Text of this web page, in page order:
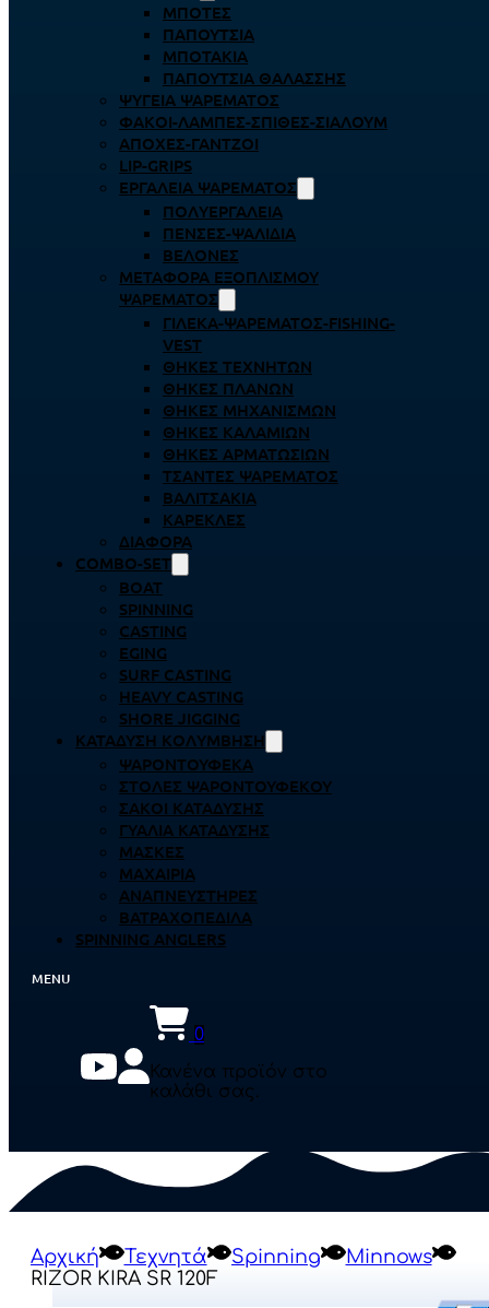
ΜΠΌΤΕΣ
ΠΑΠΟΎΤΣΙΑ
ΜΠΟΤΆΚΙΑ
ΠΑΠΟΎΤΣΙΑ ΘΑΛΆΣΣΗΣ
ΨΥΓΕΊΑ ΨΑΡΈΜΑΤΟΣ
ΦΑΚΟΊ-ΛΆΜΠΕΣ-ΣΠΊΘΕΣ-ΣΊΑΛΟΥΜ
ΑΠΌΧΕΣ-ΓΆΝΤΖΟΙ
LIP-GRIPS
EΡΓΑΛΕΊΑ ΨΑΡΈΜΑΤΟΣ
ΠΟΛΥΕΡΓΑΛΕΊΑ
ΠΈΝΣΕΣ-ΨΑΛΊΔΙΑ
ΒΕΛΌΝΕΣ
ΜΕΤΑΦΟΡΆ ΕΞΟΠΛΙΣΜΟΎ
ΨΑΡΈΜΑΤΟΣ
ΓΙΛΈΚΑ-ΨΑΡΈΜΑΤΟΣ-FISHING-
VEST
ΘΉΚΕΣ ΤΕΧΝΗΤΏΝ
ΘΉΚΕΣ ΠΛΆΝΩΝ
ΘΉΚΕΣ ΜΗΧΑΝΙΣΜΏΝ
ΘΉΚΕΣ ΚΑΛΑΜΙΏΝ
ΘΉΚΕΣ ΑΡΜΑΤΩΣΙΏΝ
ΤΣΆΝΤΕΣ ΨΑΡΈΜΑΤΟΣ
ΒΑΛΙΤΣΆΚΙΑ
ΚΑΡΈΚΛΕΣ
ΔΙΆΦΟΡΑ
COMBO-SET
BOAT
SPINNING
CASTING
EGING
SURF CASTING
HEAVY CASTING
SHORE JIGGING
ΚΑΤΆΔΥΣΗ ΚΟΛΎΜΒΗΣΗ
ΨΑΡΟΝΤΟΎΦΕΚΑ
ΣΤΟΛΈΣ ΨΑΡΟΝΤΟΎΦΕΚΟΥ
ΣΆΚΟΙ ΚΑΤΆΔΥΣΗΣ
ΓΥΑΛΙΆ ΚΑΤΆΔΥΣΗΣ
ΜΆΣΚΕΣ
ΜΑΧΑΊΡΙΑ
ΑΝΑΠΝΕΥΣΤΉΡΕΣ
ΒΑΤΡΑΧΟΠΈΔΙΛΑ
SPINNING ANGLERS
0
Κανένα προϊόν στο
καλάθι σας.
Αρχική Τεχνητά Spinning
Minnows
RIZOR KIRA SR 120F